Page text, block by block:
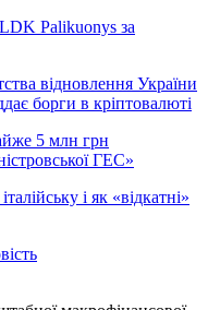
Palikuonys за
відновлення України
борги в кріптовалюті
5 млн грн
ГЕС»
і як «відкатні»